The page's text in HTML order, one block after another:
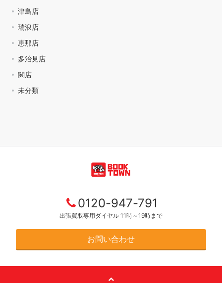
津島店
瑞浪店
恵那店
多治見店
関店
未分類
0120-947-791
出張買取専用ダイヤル 11時～19時まで
お問い合わせ